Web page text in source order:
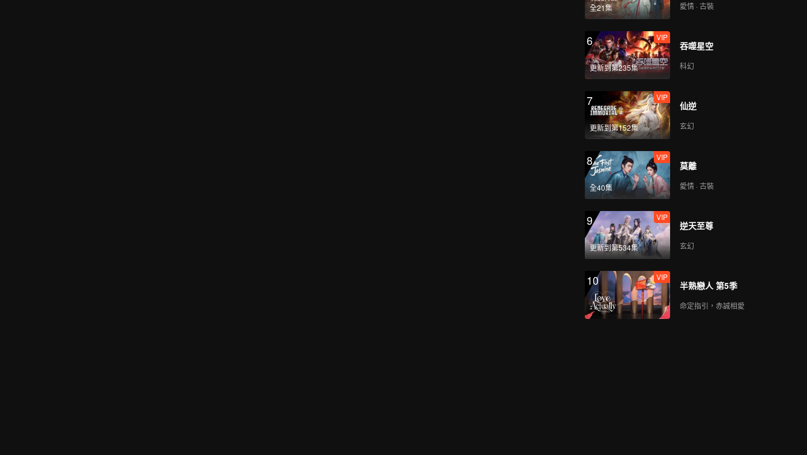
全21集 愛情 · 古裝
6
更新到第235集
VIP
吞噬星空
科幻
7
更新到第152集
VIP
仙逆
玄幻
8
全40集
VIP
莫離
愛情 · 古裝
9
更新到第534集
VIP
逆天至尊
玄幻
10 VIP
半熟戀人 第5季
命定指引，赤誠相愛